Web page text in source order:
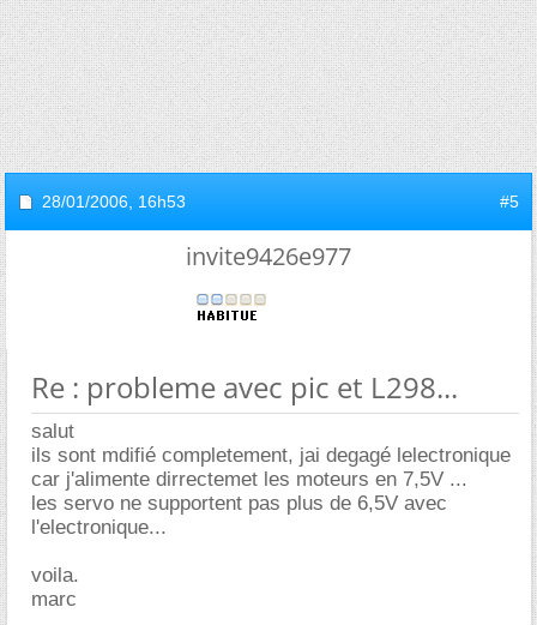
28/01/2006, 16h53 #5
invite9426e977
Re : probleme avec pic et L298...
salut
ils sont mdifié completement, jai degagé lelectronique
car j'alimente dirrectemet les moteurs en 7,5V ...
les servo ne supportent pas plus de 6,5V avec
l'electronique...
voila.
marc